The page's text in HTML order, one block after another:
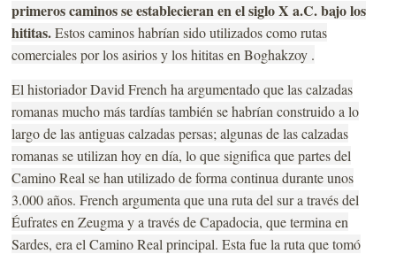
primeros caminos se establecieran en el siglo X a.C. bajo los
hititas.Estos caminos habrían sido utilizados como rutas
comerciales por los asirios y los hititas en Boghakzoy .
El historiador David French ha argumentado que las calzadas
romanas mucho más tardías también se habrían construido a lo
largo de las antiguas calzadas persas; algunas de las calzadas
romanas se utilizan hoy en día, lo que significa que partes del
Camino Real se han utilizado de forma continua durante unos
3.000 años. French argumenta que una ruta del sur a través del
Éufrates en Zeugma y a través de Capadocia, que termina en
Sardes, era el Camino Real principal. Esta fue la ruta que tomó